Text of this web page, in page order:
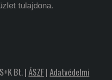
tulajdona.
Bt. | ÁSZF| Adatvédelmi